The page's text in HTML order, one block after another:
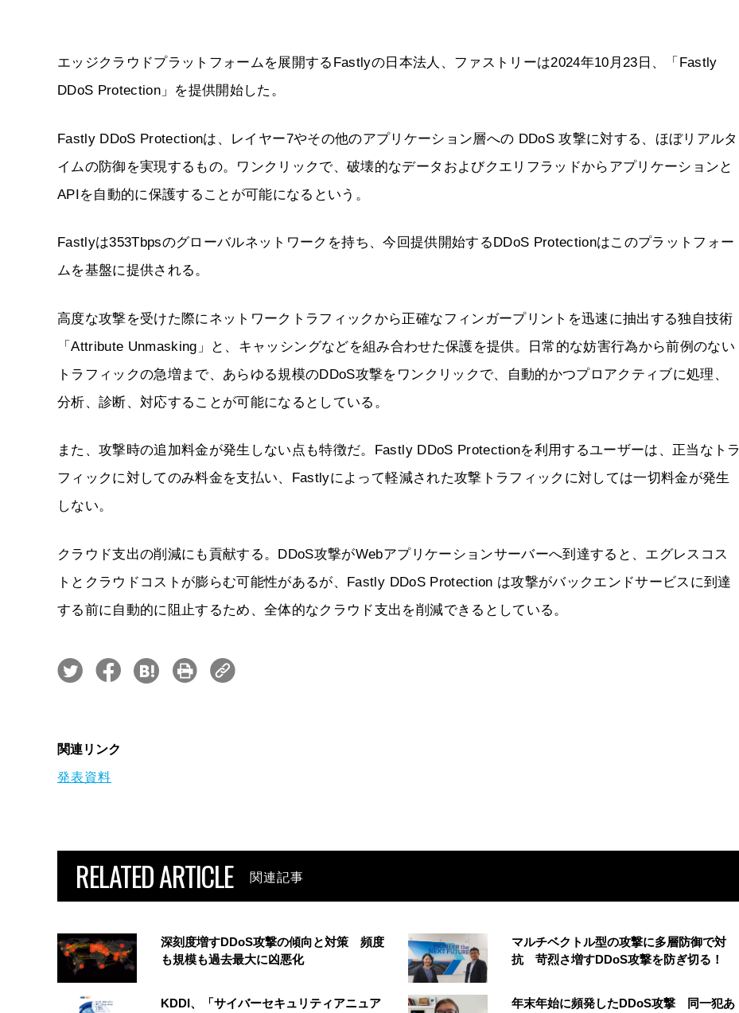
エッジクラウドプラットフォームを展開するFastlyの日本法人、ファストリーは2024年10月23日、「Fastly
DDoS Protection」を提供開始した。
Fastly DDoS Protectionは、レイヤー7やその他のアプリケーション層への DDoS 攻撃に対する、ほぼリアルタ
イムの防御を実現するもの。ワンクリックで、破壊的なデータおよびクエリフラッドからアプリケーションと
APIを自動的に保護することが可能になるという。
Fastlyは353Tbpsのグローバルネットワークを持ち、今回提供開始するDDoS Protectionはこのプラットフォー
ムを基盤に提供される。
高度な攻撃を受けた際にネットワークトラフィックから正確なフィンガープリントを迅速に抽出する独自技術
「Attribute Unmasking」と、キャッシングなどを組み合わせた保護を提供。日常的な妨害行為から前例のない
トラフィックの急増まで、あらゆる規模のDDoS攻撃をワンクリックで、自動的かつプロアクティブに処理、
分析、診断、対応することが可能になるとしている。
また、攻撃時の追加料金が発生しない点も特徴だ。Fastly DDoS Protectionを利用するユーザーは、正当なトラ
フィックに対してのみ料金を支払い、Fastlyによって軽減された攻撃トラフィックに対しては一切料金が発生
しない。
クラウド支出の削減にも貢献する。DDoS攻撃がWebアプリケーションサーバーへ到達すると、エグレスコス
トとクラウドコストが膨らむ可能性があるが、Fastly DDoS Protection は攻撃がバックエンドサービスに到達
する前に自動的に阻止するため、全体的なクラウド支出を削減できるとしている。
関連リンク
発表資料
RELATED ARTICLE 関連記事
深刻度増すDDoS攻撃の傾向と対策 頻度
も規模も過去最大に凶悪化
マルチベクトル型の攻撃に多層防御で対
抗 苛烈さ増すDDoS攻撃を防ぎ切る！
KDDI、「サイバーセキュリティアニュア
年末年始に頻発したDDoS攻撃 同一犯あ